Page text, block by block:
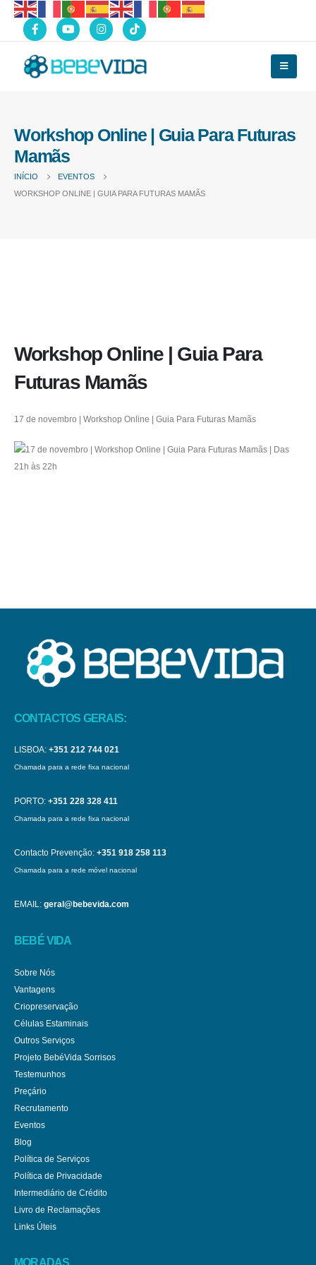
Workshop Online | Guia Para Futuras
Mamãs
INÍCIO
EVENTOS
WORKSHOP ONLINE | GUIA PARA FUTURAS MAMÃS
Workshop Online | Guia Para
Futuras Mamãs
17 de novembro | Workshop Online | Guia Para Futuras Mamãs
CONTACTOS GERAIS:
LISBOA: +351 212 744 021
Chamada para a rede fixa nacional
PORTO: +351 228 328 411
Chamada para a rede fixa nacional
Contacto Prevenção: +351 918 258 113
Chamada para a rede móvel nacional
EMAIL: geral@bebevida.com
BEBÉ VIDA
Sobre Nós
Vantagens
Criopreservação
Células Estaminais
Outros Serviços
Projeto BebéVida Sorrisos
Testemunhos
Preçário
Recrutamento
Eventos
Blog
Política de Serviços
Política de Privacidade
Intermediário de Crédito
Livro de Reclamações
Links Úteis
MORADAS